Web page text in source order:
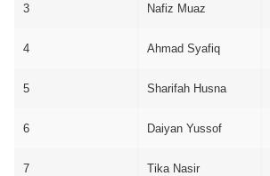
3 Nafiz Muaz
4 Ahmad Syafiq
5 Sharifah Husna
6 Daiyan Yussof
7 Tika Nasir